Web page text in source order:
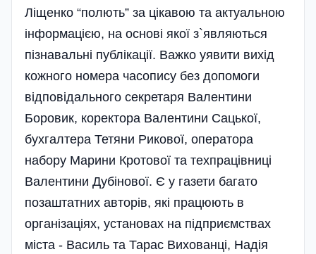
Ліщенко “полють” за цікавою та актуальною
інформацією, на основі якої з`являються
пізнавальні публікації. Важко уявити вихід
кожного номера часопису без допомоги
відповідального секретаря Валентини
Боровик, коректора Валентини Сацької,
бухгалтера Тетяни Рикової, оператора
набору Марини Кротової та техпрацівниці
Валентини Дубінової. Є у газети багато
позаштатних авторів, які працюють в
організаціях, установах на підприємствах
міста - Василь та Тарас Вихованці, Надія